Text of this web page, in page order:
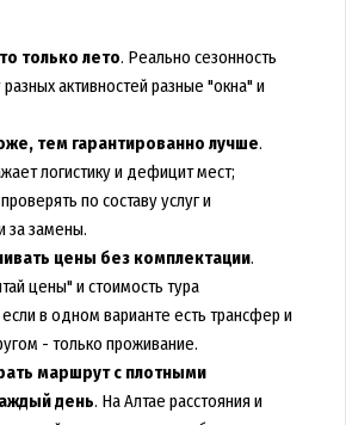
только лето. Реально сезонность
активностей разные "окна" и
тем гарантированно лучше.
логистику и дефицит мест;
по составу услуг и
за замены.
цены без комплектации.
цены" и стоимость тура
в одном варианте есть трансфер и
- только проживание.
маршрут с плотными
день. На Алтае расстояния и